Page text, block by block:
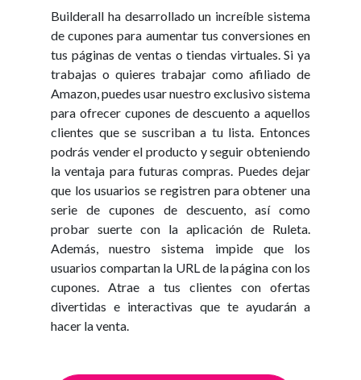
Builderall ha desarrollado un increíble sistema
de cupones para aumentar tus conversiones en
tus páginas de ventas o tiendas virtuales. Si ya
trabajas o quieres trabajar como afiliado de
Amazon, puedes usar nuestro exclusivo sistema
para ofrecer cupones de descuento a aquellos
clientes que se suscriban a tu lista. Entonces
podrás vender el producto y seguir obteniendo
la ventaja para futuras compras. Puedes dejar
que los usuarios se registren para obtener una
serie de cupones de descuento, así como
probar suerte con la aplicación de Ruleta.
Además, nuestro sistema impide que los
usuarios compartan la URL de la página con los
cupones. Atrae a tus clientes con ofertas
divertidas e interactivas que te ayudarán a
hacer la venta.